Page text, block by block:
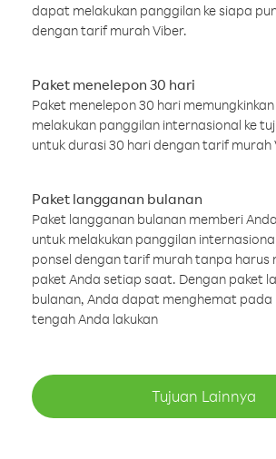
dapat melakukan panggilan ke siapa
dengan tarif murah Viber.
Paket menelepon 30 hari
Paket menelepon 30 hari
melakukan panggilan internasional ke
untuk durasi 30 hari dengan tarif murah
Paket langganan bulanan
Paket langganan bulanan memberi
untuk melakukan panggilan
ponsel dengan tarif murah tanpa harus
paket Anda setiap saat. Dengan paket
bulanan, Anda dapat menghemat pada
tengah Anda lakukan
Tujuan Lainnya